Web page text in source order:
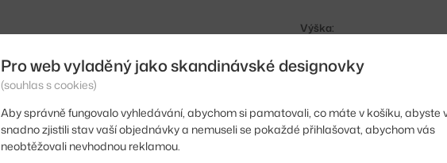
Výška:
Průměr:
Velikost svítidla:
Pro web vyladěný jako skandinávské designovky
(souhlas s cookies)
Aby správně fungovalo vyhledávání, abychom si pamatovali, co máte v košíku, abyste
snadno zjistili stav vaší objednávky a nemuseli se pokaždé přihlašovat, abychom vás
neobtěžovali nevhodnou reklamou.